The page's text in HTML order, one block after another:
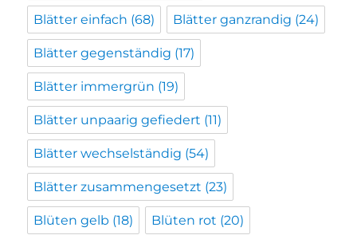
Blätter einfach (68) Blätter ganzrandig (24)
Blätter gegenständig (17)
Blätter immergrün (19)
Blätter unpaarig gefiedert (11)
Blätter wechselständig (54)
Blätter zusammengesetzt (23)
Blüten gelb (18) Blüten rot (20)